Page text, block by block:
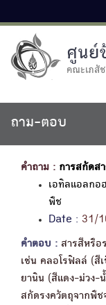
ศูนย์
คณะเภสั
ถาม-ตอบ
คำถาม : การสกัดส
เอทิลแอลกอ
พืช
Date : 31/
คำตอบ : สารสีหรื
เช่น คลอโรฟิลล์ (สี
ยานิน (สีแดง-ม่วง-น้
สกัดรงควัตถุจากพืช